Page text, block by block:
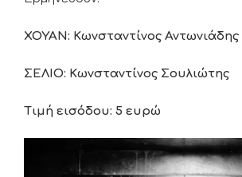
ΧΟΥΑΝ: Κωνσταντίνος Αντωνιάδης
ΣΕΛΙΟ: Κωνσταντίνος Σουλιώτης
Τιμή εισόδου: 5 ευρώ